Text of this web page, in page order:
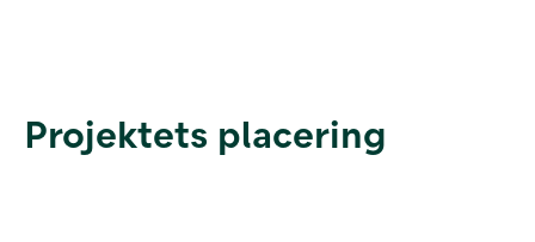
Projektets placering